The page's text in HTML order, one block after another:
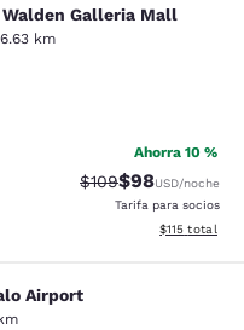
Galleria
Galleria Mall
6.63 km
Muy bueno. 1378 reseñas
Ahorra 10 %
Precio tachado:
$109Precio con
$98USD/noche
Tarifa para socios
Ver detalles
$115 total
Airport